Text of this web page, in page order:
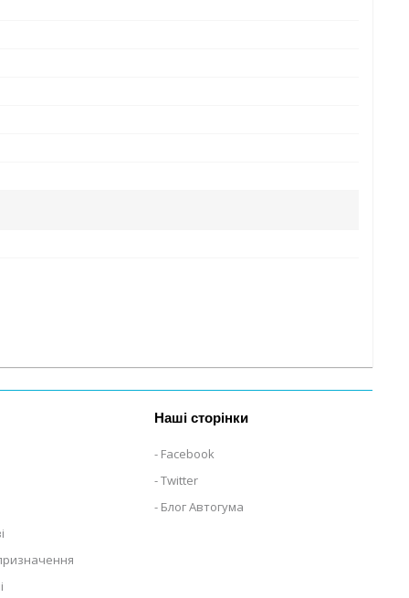
Наші сторінки
Facebook
Twitter
Блог Автогума